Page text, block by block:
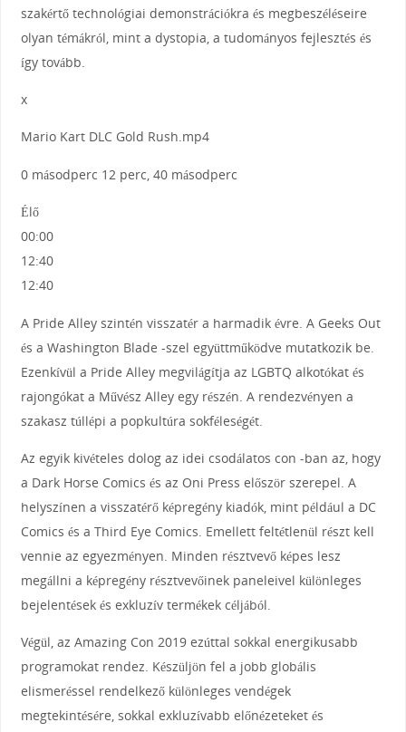
szakértő technológiai demonstrációkra és megbeszéléseire
olyan témákról, mint a dystopia, a tudományos fejlesztés és
így tovább.
x
Mario Kart DLC Gold Rush.mp4
0 másodperc 12 perc, 40 másodperc
Élő
00:00
12:40
12:40
A Pride Alley szintén visszatér a harmadik évre. A Geeks Out
és a Washington Blade -szel együttműködve mutatkozik be.
Ezenkívül a Pride Alley megvilágítja az LGBTQ alkotókat és
rajongókat a Művész Alley egy részén. A rendezvényen a
szakasz túllépi a popkultúra sokféleségét.
Az egyik kivételes dolog az idei csodálatos con -ban az, hogy
a Dark Horse Comics és az Oni Press először szerepel. A
helyszínen a visszatérő képregény kiadók, mint például a DC
Comics és a Third Eye Comics. Emellett feltétlenül részt kell
vennie az egyezményen. Minden résztvevő képes lesz
megállni a képregény résztvevőinek paneleivel különleges
bejelentések és exkluzív termékek céljából.
Végül, az Amazing Con 2019 ezúttal sokkal energikusabb
programokat rendez. Készüljön fel a jobb globális
elismeréssel rendelkező különleges vendégek
megtekintésére, sokkal exkluzívabb előnézeteket és